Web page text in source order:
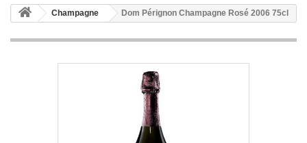
Champagne Dom Pérignon Champagne Rosé 2006 75cl